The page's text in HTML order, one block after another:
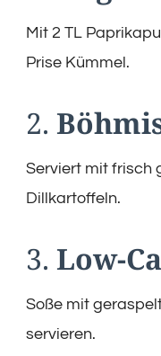
Mit 2 TL
Prise Kümmel.
2.
Serviert mit frisch
Dillkartoffeln.
3. Low-
Soße mit
servieren.